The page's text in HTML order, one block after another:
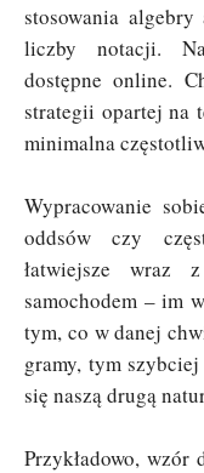
stosowania
liczby notacji.
dostępne online.
strategii opartej na
minimalna
Wypracowanie
oddsów czy
łatwiejsze wraz
samochodem – im
tym, co w danej
gramy, tym
się naszą drugą
Przykładowo, wzór